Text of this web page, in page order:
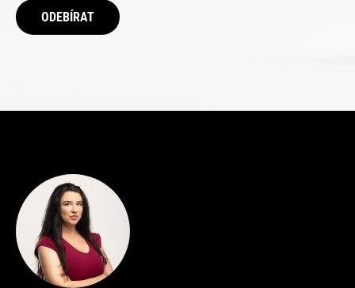
ODEBÍRAT